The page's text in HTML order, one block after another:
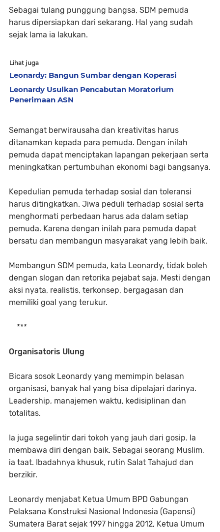
Sebagai tulang punggung bangsa, SDM pemuda
harus dipersiapkan dari sekarang. Hal yang sudah
sejak lama ia lakukan.
Lihat juga
Leonardy: Bangun Sumbar dengan Koperasi
Leonardy Usulkan Pencabutan Moratorium
Penerimaan ASN
Semangat berwirausaha dan kreativitas harus
ditanamkan kepada para pemuda. Dengan inilah
pemuda dapat menciptakan lapangan pekerjaan serta
meningkatkan pertumbuhan ekonomi bagi bangsanya.
Kepedulian pemuda terhadap sosial dan toleransi
harus ditingkatkan. Jiwa peduli terhadap sosial serta
menghormati perbedaan harus ada dalam setiap
pemuda. Karena dengan inilah para pemuda dapat
bersatu dan membangun masyarakat yang lebih baik.
Membangun SDM pemuda, kata Leonardy, tidak boleh
dengan slogan dan retorika pejabat saja. Mesti dengan
aksi nyata, realistis, terkonsep, bergagasan dan
memiliki goal yang terukur.
***
Organisatoris Ulung
Bicara sosok Leonardy yang memimpin belasan
organisasi, banyak hal yang bisa dipelajari darinya.
Leadership, manajemen waktu, kedisiplinan dan
totalitas.
Ia juga segelintir dari tokoh yang jauh dari gosip. Ia
membawa diri dengan baik. Sebagai seorang Muslim,
ia taat. Ibadahnya khusuk, rutin Salat Tahajud dan
berzikir.
Leonardy menjabat Ketua Umum BPD Gabungan
Pelaksana Konstruksi Nasional Indonesia (Gapensi)
Sumatera Barat sejak 1997 hingga 2012, Ketua Umum